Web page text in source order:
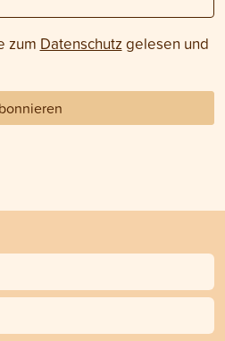
zum Datenschutz gelesen und